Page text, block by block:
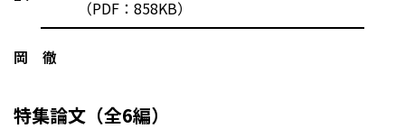
（PDF：858KB）
岡 徹
特集論文（全6編）